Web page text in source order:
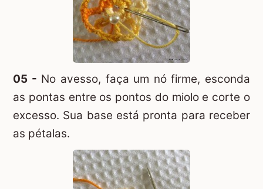
05 - No avesso, faça um nó firme, esconda
as pontas entre os pontos do miolo e corte o
excesso. Sua base está pronta para receber
as pétalas.